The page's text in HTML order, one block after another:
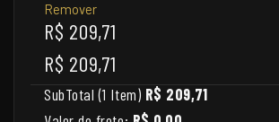
Remover
R$ 209,71
R$ 209,71
SubTotal (1 Item) R$ 209,71